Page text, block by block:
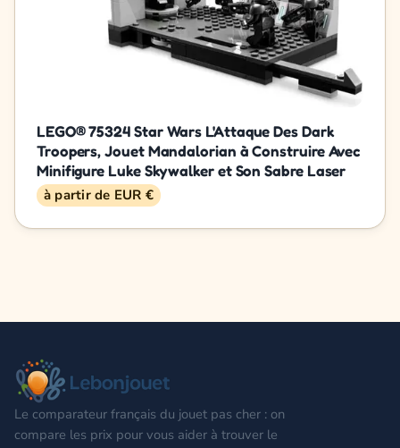
LEGO® 75324 Star Wars L'Attaque Des Dark
Troopers, Jouet Mandalorian à Construire Avec
Minifigure Luke Skywalker et Son Sabre Laser
à partir de EUR €
Le comparateur français du jouet pas cher : on
compare les prix pour vous aider à trouver le